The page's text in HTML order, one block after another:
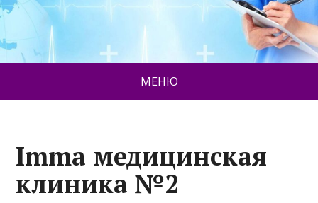
МЕНЮ
Imma медицинская
клиника №2